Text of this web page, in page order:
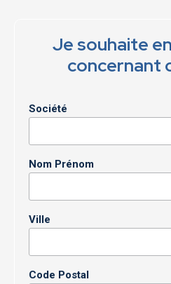
Je souhaite
concernant
Société
Nom Prénom
Ville
Code Postal